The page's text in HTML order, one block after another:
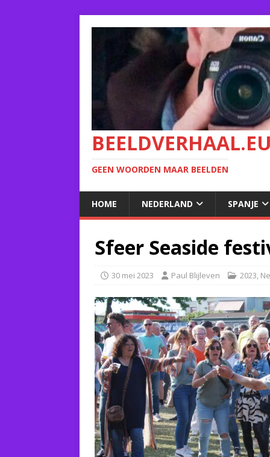
GEEN WOORDEN MAAR BEELDEN
HOME NEDERLAND SPANJE
Sfeer Seaside
30 mei 2023 Paul Blijleven 2023,